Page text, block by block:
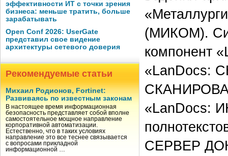
эффективности ИТ с точки зрения
бизнеса: меньше тратить, больше
зарабатывать
Open Conf 2026: UserGate
представил свое видение
архитектуры сетевого доверия
Рекомендуемые статьи
Михаил Родионов, Fortinet:
Развиваясь по известным законам
В настоящее время информационная
безопасность представляет собой вполне
самостоятельное мощное направление
корпоративной автоматизации.
Естественно, что в таких условиях
направление это все теснее связывается
с вопросами прикладной
информационной …
(МИКОМ).
компонент
«LanDocs:
«LanDocs:
СЕРВЕР